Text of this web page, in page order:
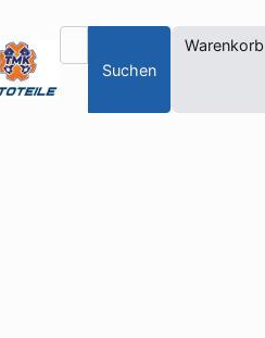
Suchen
Warenkorb